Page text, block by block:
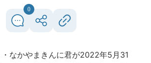
0
なかやまきんに君が2022年5月31